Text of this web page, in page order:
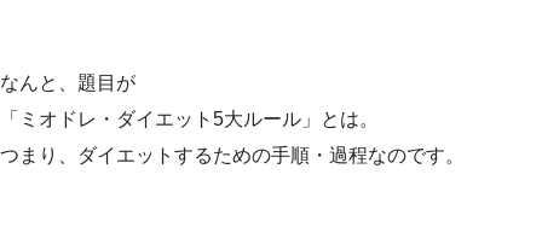
なんと、題目が
「ミオドレ・ダイエット5大ルール」とは。
つまり、ダイエットするための手順・過程なのです。